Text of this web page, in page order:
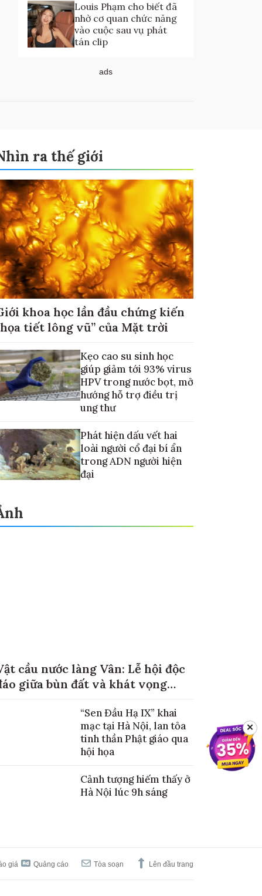
Louis Phạm cho biết đã
nhờ cơ quan chức năng
vào cuộc sau vụ phát
tán clip
ads
ra thế giới
khoa học lần đầu chứng kiến
tiết lông vũ” của Mặt trời
Kẹo cao su sinh học
giúp giảm tới 93% virus
HPV trong nước bọt, mở
hướng hỗ trợ điều trị
ung thư
Phát hiện dấu vết hai
loài người cổ đại bí ẩn
trong ADN người hiện
đại
cầu nước làng Vân: Lễ hội độc
giữa bùn đất và khát vọng
“Sen Đầu Hạ IX” khai
mạc tại Hà Nội, lan tỏa
tinh thần Phật giáo qua
hội họa
Cảnh tượng hiếm thấy ở
Hà Nội lúc 9h sáng
giá Quảng cáo Tòa soạn Lên đầu trang
✕